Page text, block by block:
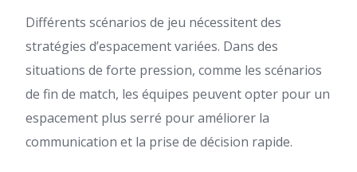
Différents scénarios de jeu nécessitent des
stratégies d’espacement variées. Dans des
situations de forte pression, comme les scénarios
de fin de match, les équipes peuvent opter pour un
espacement plus serré pour améliorer la
communication et la prise de décision rapide.